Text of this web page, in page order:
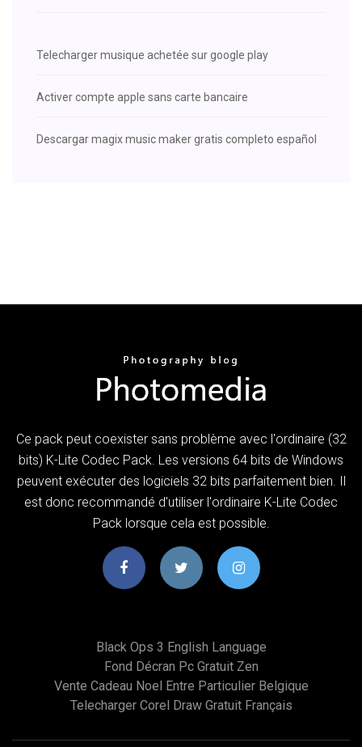
Telecharger musique achetée sur google play
Activer compte apple sans carte bancaire
Descargar magix music maker gratis completo español
Ce pack peut coexister sans problème avec l'ordinaire (32
bits) K-Lite Codec Pack. Les versions 64 bits de Windows
peuvent exécuter des logiciels 32 bits parfaitement bien. Il
est donc recommandé d'utiliser l'ordinaire K-Lite Codec
Pack lorsque cela est possible.
Black Ops 3 English Language
Fond Décran Pc Gratuit Zen
Vente Cadeau Noel Entre Particulier Belgique
Telecharger Corel Draw Gratuit Français